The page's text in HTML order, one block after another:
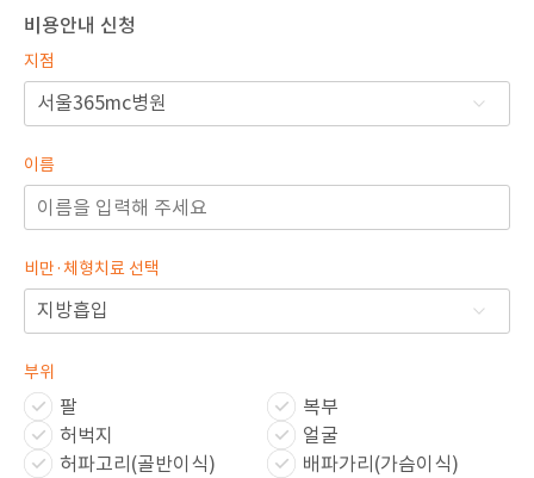
🏆대한민국 최대 15층 규모 지방흡입 특화 병원🏆
🏆지방흡입 고객 만족도 99.9% 최고치 달성🏆
🏆대한민국 최다 지방흡입 케이스 370,884건🏆
비용안내 신청
지점
이름
비만·체형치료 선택
부위
팔
복부
허벅지
얼굴
허파고리(골반이식)
배파가리(가슴이식)